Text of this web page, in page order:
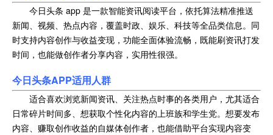
今日头条 app 是一款智能资讯阅读平台，依托算法精准推送
新闻、视频、热点内容，覆盖时政、娱乐、科技等全品类信息。同
时支持内容创作与收益变现，功能全面体验流畅，既能刷资讯打发
时间，也能做创作者分享内容，实用性很强。
今日头条APP适用人群
适合喜欢浏览新闻资讯、关注热点时事的各类用户，尤其适合
日常碎片时间多、想获取个性化内容的上班族和学生党。想要发布
内容、赚取创作收益的自媒体创作者，也能借助平台实现内容变